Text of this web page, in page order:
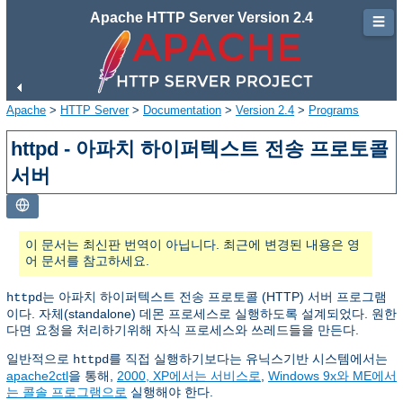
Apache HTTP Server Version 2.4
Apache > HTTP Server> Documentation > Version 2.4 > Programs
httpd - 아파치 하이퍼텍스트 전송 프로토콜
서버
이 문서는 최신판 번역이 아닙니다. 최근에 변경된 내용은 영
어 문서를 참고하세요.
httpd는 아파치 하이퍼텍스트 전송 프로토콜 (HTTP) 서버 프로그램
이다. 자체(standalone) 데몬 프로세스로 실행하도록 설계되었다. 원한
다면 요청을 처리하기위해 자식 프로세스와 쓰레드들을 만든다.
일반적으로 httpd를 직접 실행하기보다는 유닉스기반 시스템에서는
apache2ctl을 통해, 2000, XP에서는 서비스로
Windows 9x와 ME에서
는 콜솔 프로그램으로 실행해야 한다.
☰